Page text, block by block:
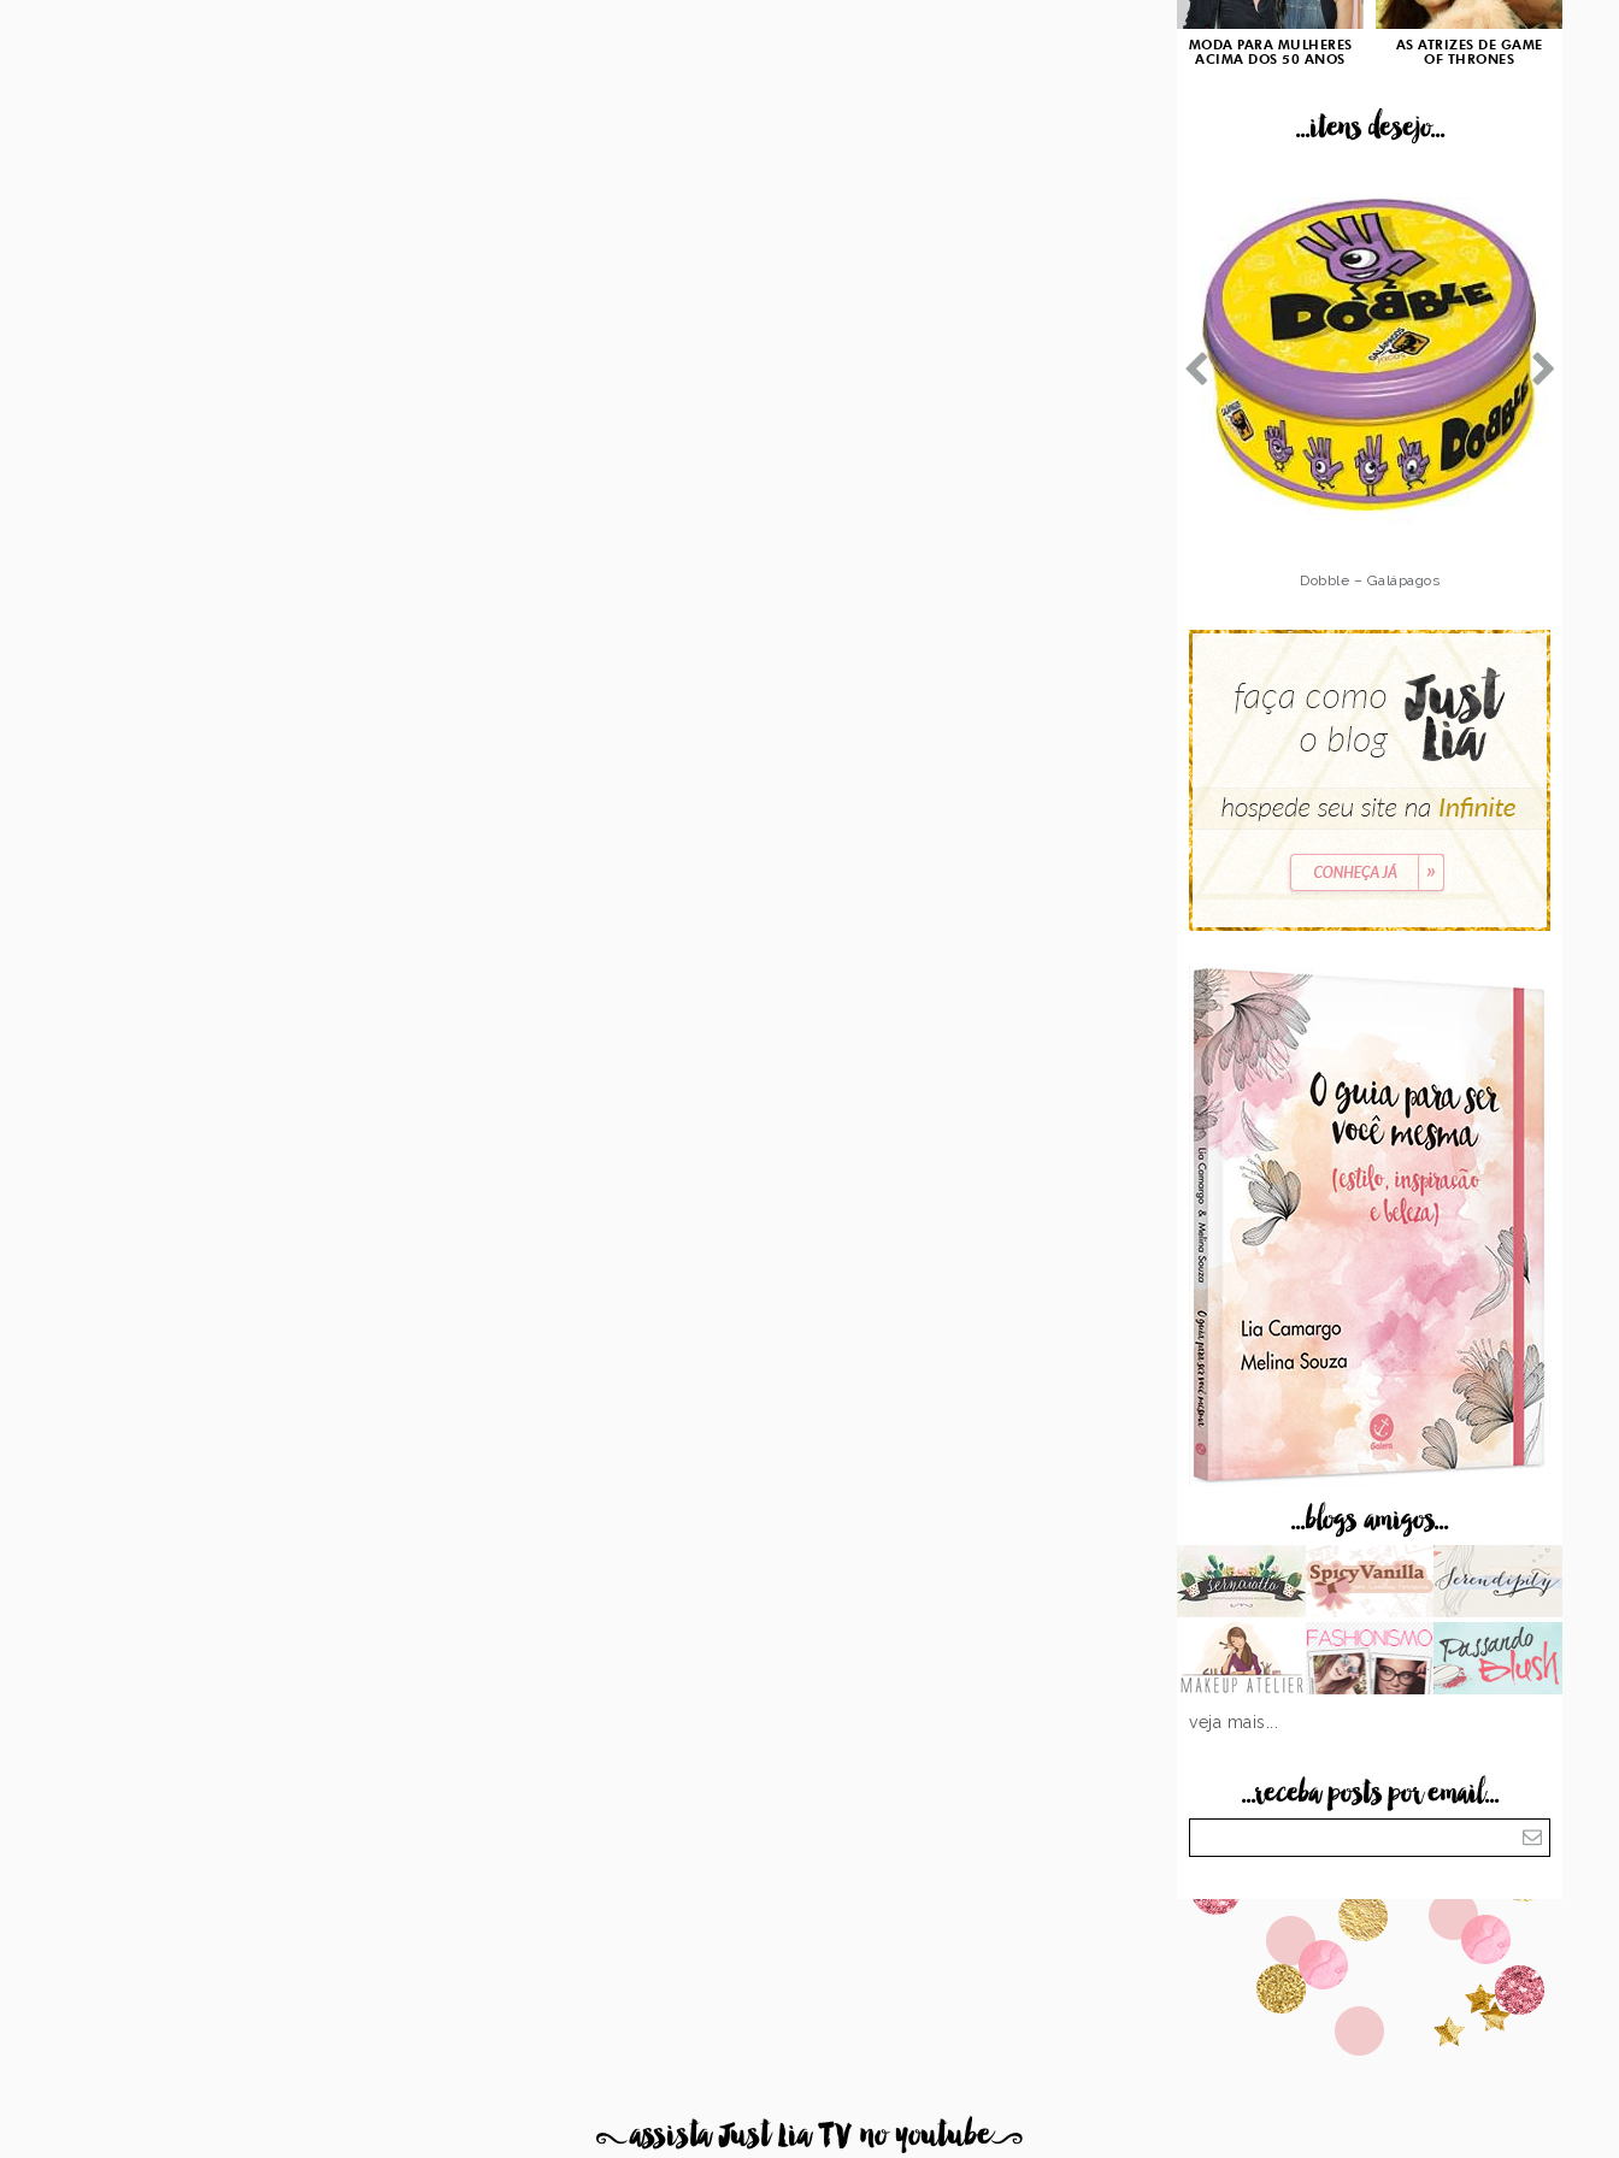
MODA PARA MULHERES
ACIMA DOS 50 ANOS
AS ATRIZES DE GAME
OF THRONES
...itens desejo...
Dobble – Galápagos
...blogs amigos...
veja mais...
...receba posts por email...
8assista Just Lia TV no youtube9